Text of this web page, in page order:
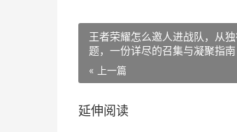
王者荣耀怎么邀人进战队，从
题，一份详尽的召集与凝聚指南
« 上一篇
延伸阅读